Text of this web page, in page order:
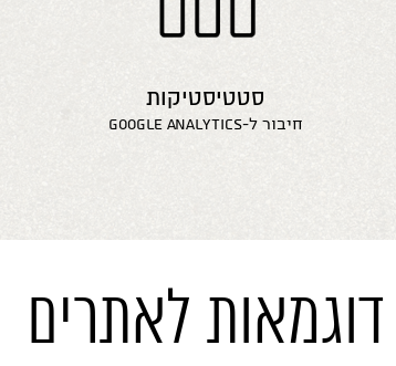
סטטיסטיקות
חיבור ל-google analytics
דוגמאות לאתרים